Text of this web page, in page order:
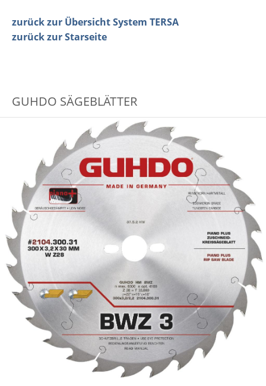
zurück zur Übersicht System TERSA
zurück zur Starseite
GUHDO SÄGEBLÄTTER